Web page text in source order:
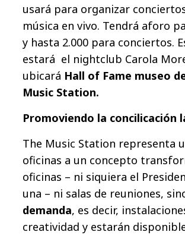
usará para organizar
música en vivo. Tendrá aforo
y hasta 2.000 para conciertos.
estará el nightclub Carola
ubicará Hall of Fame museo
Music Station.
Promoviendo la concilicación
The Music Station representa
oficinas a un concepto
oficinas – ni siquiera el
una – ni salas de reuniones,
demanda, es decir,
creatividad y estarán